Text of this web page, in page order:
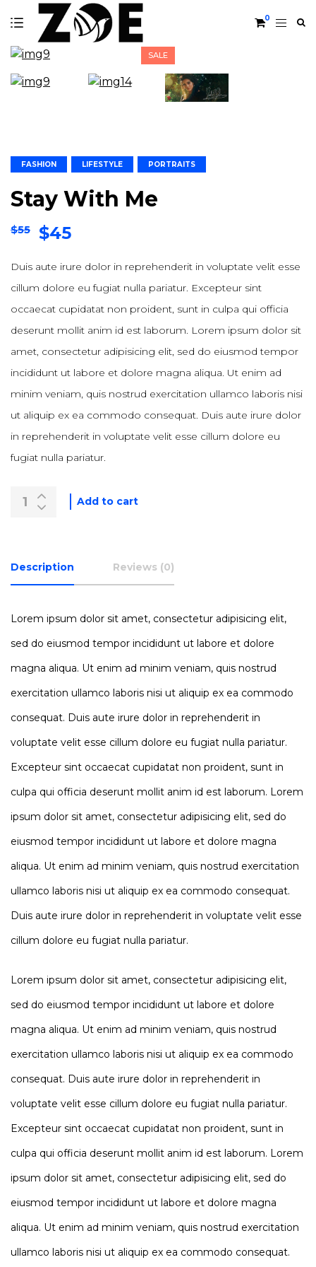
0
SALE
FASHION LIFESTYLE PORTRAITS
Stay With Me
$55
Original
price
was:
$55.
$45Current
price
is:
$45.
Duis aute irure dolor in reprehenderit in voluptate velit esse
cillum dolore eu fugiat nulla pariatur. Excepteur sint
occaecat cupidatat non proident, sunt in culpa qui officia
deserunt mollit anim id est laborum. Lorem ipsum dolor sit
amet, consectetur adipisicing elit, sed do eiusmod tempor
incididunt ut labore et dolore magna aliqua. Ut enim ad
minim veniam, quis nostrud exercitation ullamco laboris nisi
ut aliquip ex ea commodo consequat. Duis aute irure dolor
in reprehenderit in voluptate velit esse cillum dolore eu
fugiat nulla pariatur.
Add to cart
Description Reviews (0)
Lorem ipsum dolor sit amet, consectetur adipisicing elit,
sed do eiusmod tempor incididunt ut labore et dolore
magna aliqua. Ut enim ad minim veniam, quis nostrud
exercitation ullamco laboris nisi ut aliquip ex ea commodo
consequat. Duis aute irure dolor in reprehenderit in
voluptate velit esse cillum dolore eu fugiat nulla pariatur.
Excepteur sint occaecat cupidatat non proident, sunt in
culpa qui officia deserunt mollit anim id est laborum. Lorem
ipsum dolor sit amet, consectetur adipisicing elit, sed do
eiusmod tempor incididunt ut labore et dolore magna
aliqua. Ut enim ad minim veniam, quis nostrud exercitation
ullamco laboris nisi ut aliquip ex ea commodo consequat.
Duis aute irure dolor in reprehenderit in voluptate velit esse
cillum dolore eu fugiat nulla pariatur.
Lorem ipsum dolor sit amet, consectetur adipisicing elit,
sed do eiusmod tempor incididunt ut labore et dolore
magna aliqua. Ut enim ad minim veniam, quis nostrud
exercitation ullamco laboris nisi ut aliquip ex ea commodo
consequat. Duis aute irure dolor in reprehenderit in
voluptate velit esse cillum dolore eu fugiat nulla pariatur.
Excepteur sint occaecat cupidatat non proident, sunt in
culpa qui officia deserunt mollit anim id est laborum. Lorem
ipsum dolor sit amet, consectetur adipisicing elit, sed do
eiusmod tempor incididunt ut labore et dolore magna
aliqua. Ut enim ad minim veniam, quis nostrud exercitation
ullamco laboris nisi ut aliquip ex ea commodo consequat.